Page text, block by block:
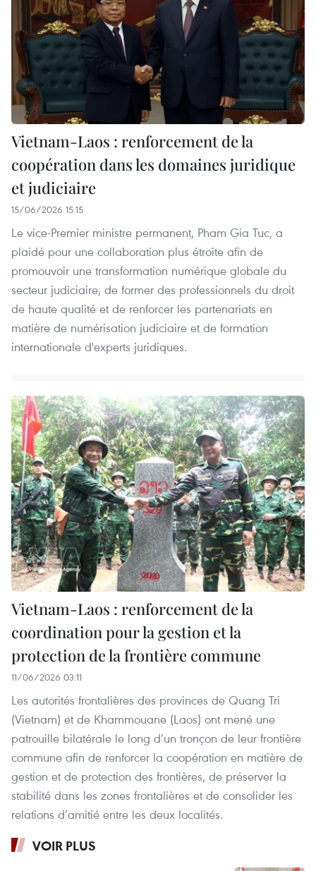
Vietnam-Laos : renforcement de la
coopération dans les domaines juridique
et judiciaire
15/06/2026 15:15
Le vice-Premier ministre permanent, Pham Gia Tuc, a
plaidé pour une collaboration plus étroite afin de
promouvoir une transformation numérique globale du
secteur judiciaire, de former des professionnels du droit
de haute qualité et de renforcer les partenariats en
matière de numérisation judiciaire et de formation
internationale d'experts juridiques.
Vietnam-Laos : renforcement de la
coordination pour la gestion et la
protection de la frontière commune
11/06/2026 03:11
Les autorités frontalières des provinces de Quang Tri
(Vietnam) et de Khammouane (Laos) ont mené une
patrouille bilatérale le long d’un tronçon de leur frontière
commune afin de renforcer la coopération en matière de
gestion et de protection des frontières, de préserver la
stabilité dans les zones frontalières et de consolider les
relations d’amitié entre les deux localités.
VOIR PLUS